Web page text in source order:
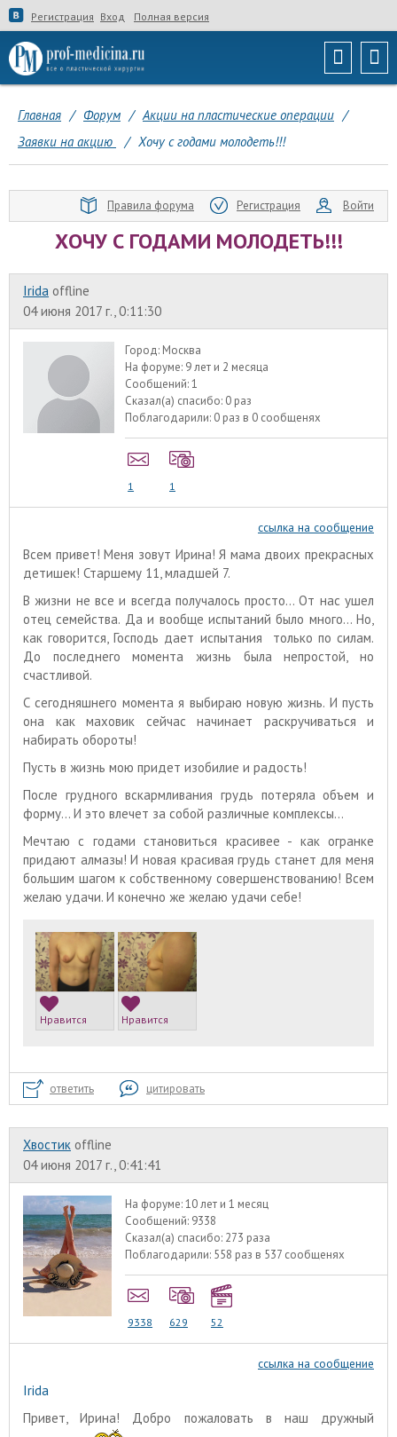
Регистрация Вход Полная версия
Главная / Форум / Акции на пластические операции /
Заявки на акцию
/ Хочу с годами молодеть!!!
Правила форума Регистрация Войти
ХОЧУ С ГОДАМИ МОЛОДЕТЬ!!!
Irida offline
04 июня 2017 г., 0:11:30
Город: Москва
На форуме: 9 лет и 2 месяца
Сообщений:1
Сказал(а) спасибо: 0 раз
Поблагодарили: 0 раз в 0 сообщенях
1 1
ссылка на сообщение
Всем привет! Меня зовут Ирина! Я мама двоих прекрасных
детишек! Старшему 11, младшей 7.
В жизни не все и всегда получалось просто... От нас ушел
отец семейства. Да и вообще испытаний было много... Но,
как говорится, Господь дает испытания только по силам.
До последнего момента жизнь была непростой, но
счастливой.
С сегодняшнего момента я выбираю новую жизнь. И пусть
она как маховик сейчас начинает раскручиваться и
набирать обороты!
Пусть в жизнь мою придет изобилие и радость!
После грудного вскармливания грудь потеряла объем и
форму... И это влечет за собой различные комплексы...
Мечтаю с годами становиться красивее - как огранке
придают алмазы! И новая красивая грудь станет для меня
большим шагом к собственному совершенствованию! Всем
желаю удачи. И конечно же желаю удачи себе!
Нравится Нравится
ответить цитировать
Хвостик offline
04 июня 2017 г., 0:41:41
На форуме:10 лет и 1 месяц
Сообщений: 9338
Сказал(а) спасибо: 273 раза
Поблагодарили: 558 раз в 537 сообщенях
9338 629 52
ссылка на сообщение
Irida
Привет, Ирина! Добро пожаловать в наш дружный